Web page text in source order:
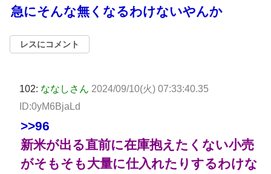
急にそんな無くなるわけないやんか
レスにコメント
102: ななしさん 2024/09/10(火) 07:33:40.35
ID:0yM6BjaLd
>>96
新米が出る直前に在庫抱えたくない小売
がそもそも大量に仕入れたりするわけな